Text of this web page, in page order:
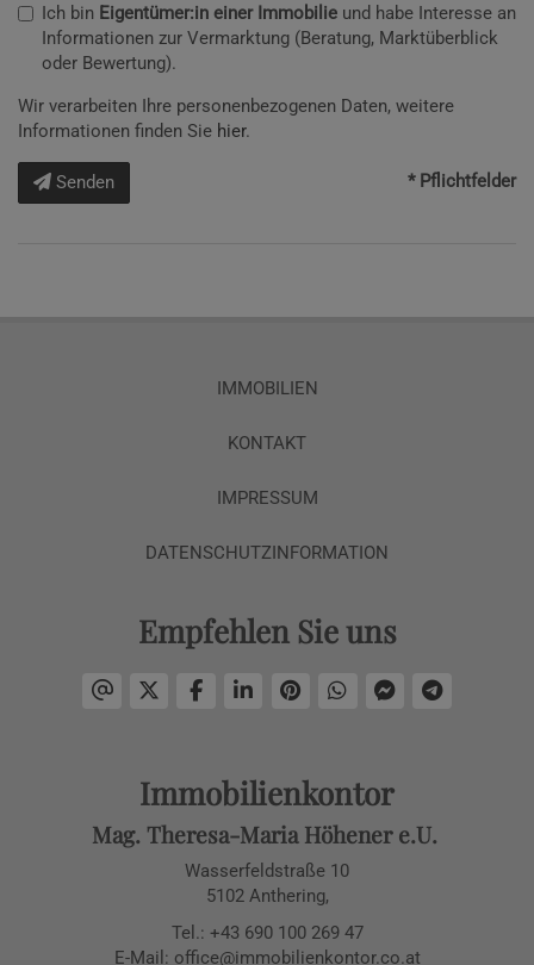
Ich bin Eigentümer:in einer Immobilie und habe Interesse an
Informationen zur Vermarktung (Beratung, Marktüberblick
oder Bewertung).
Wir verarbeiten Ihre personenbezogenen Daten, weitere
Informationen finden Sie hier.
Senden * Pflichtfelder
IMMOBILIEN
KONTAKT
IMPRESSUM
DATENSCHUTZINFORMATION
Empfehlen Sie uns
Immobilienkontor
Mag. Theresa-Maria Höhener e.U.
Wasserfeldstraße 10
5102 Anthering,
Tel.: +43 690 100 269 47
E-Mail: office@immobilienkontor.co.at